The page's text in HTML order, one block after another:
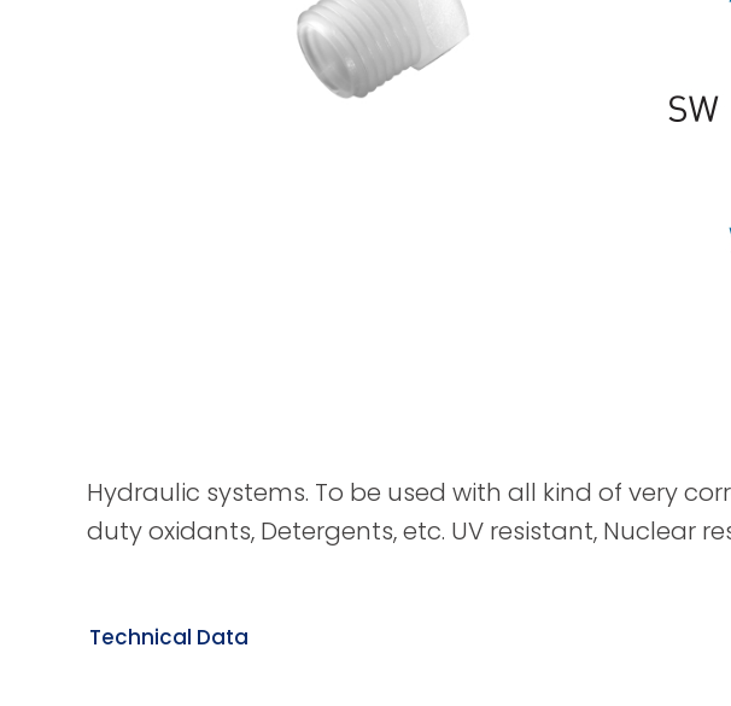
Hydraulic systems. To be used with all kind of very
duty oxidants, Detergents, etc. UV resistant, Nuclear
Technical Data